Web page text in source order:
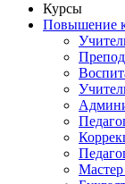
Курсы
Повышение
Мастер